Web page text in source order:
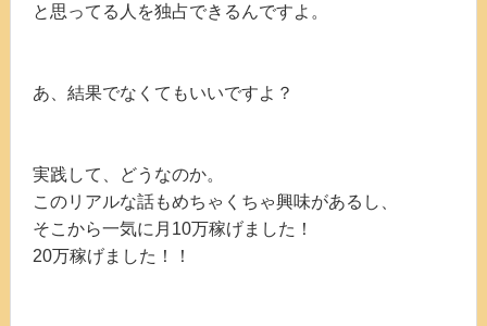
と思ってる人を独占できるんですよ。
あ、結果でなくてもいいですよ？
実践して、どうなのか。
このリアルな話もめちゃくちゃ興味があるし、
そこから一気に月10万稼げました！
20万稼げました！！